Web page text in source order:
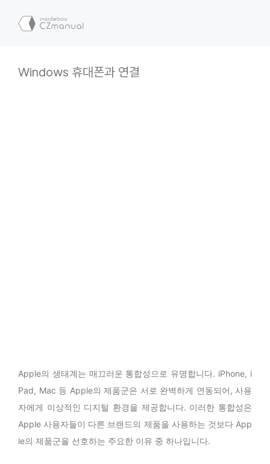
Windows 휴대폰과 연결
Apple의 생태계는 매끄러운 통합성으로 유명합니다. iPhone, i
Pad, Mac 등 Apple의 제품군은 서로 완벽하게 연동되어, 사용
자에게 이상적인 디지털 환경을 제공합니다. 이러한 통합성은
Apple 사용자들이 다른 브랜드의 제품을 사용하는 것보다 App
le의 제품군을 선호하는 주요한 이유 중 하나입니다.